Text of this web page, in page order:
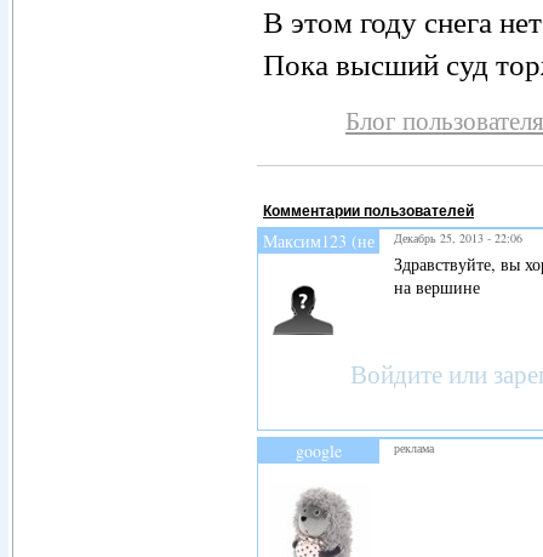
В этом году снега
Пока высший суд
Блог
Комментарии пользователей
Максим123 (не
Декабрь 25, 2013 - 22:06
Здравствуйте, вы
на вершине
Войдите или
google реклама